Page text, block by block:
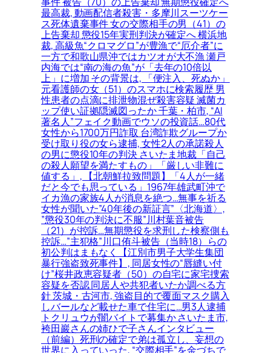
最高裁, 動画配信者殺害・多摩川スーツケー
ス死体遺棄事件 女の交際相手の男（41）の
上告棄却 懲役15年実刑判決が確定へ 横浜地
裁, 高級魚“クロマグロ”が豊漁で“厄介者”に
一方で和歌山県沖ではカツオが大不漁 瀬戸
内海では“南の海の魚”が「去年の10倍以
上」に増加 その背景は, 「便注入、死ぬか」
元看護師の女（51）のスマホに検索履歴 男
性患者の点滴に排泄物混ぜ殺害容疑 滅菌カ
ップ使い証拠隠滅図ったか 千葉・柏市, “AI
著名人”フェイク動画でウソの投資話…80代
女性から1700万円詐取 台湾詐欺グループか
受け取り役の女ら逮捕, 女性2人の承諾殺人
の男に懲役10年の判決 さいたま地裁「自己
の殺人願望を満たすもの」「厳しい非難に
値する」, 【北朝鮮拉致問題】「4人が一緒
だと今でも思っている」1967年雄武町沖で
イカ漁の家族4人が消息を絶つ…無事を祈る
女性が聞いた”40年後の新証言”〈北海道〉,
”懲役30年の判決に不服”川村葉音被告
（21）が控訴…無期懲役を求刑した検察側も
控訴…”主犯格”川口侑斗被告（当時18）らの
初公判はまもなく【江別市男子大学生集団
暴行強盗致死事件】, 同居女性の“唇縫い付
け”桜井政恵容疑者（50）の自宅に家宅捜索
容疑を否認 同居人や共犯者いたか調べる方
針 茨城・古河市, 強盗目的で覆面マスク購入
しバールなど載せた車で住宅に…男3人逮捕
トクリュウが闇バイトで募集か さいたま市,
袴田巖さんの姉ひで子さんインタビュー
（前編）死刑の確定で弟は孤立し、妄想の
世界に入っていった, “交際相手”を金づちで